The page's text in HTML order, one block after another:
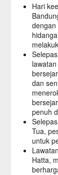
Hari
dengan
dan
penuh
Tua,
untuk
Hatta,